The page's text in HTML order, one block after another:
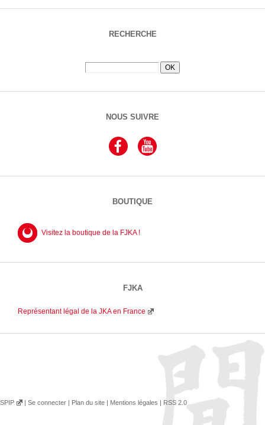
RECHERCHE
NOUS SUIVRE
BOUTIQUE
Visitez la boutique de la FJKA !
FJKA
Représentant légal de la JKA en France
SPIP | Se connecter | Plan du site | Mentions légales | RSS 2.0